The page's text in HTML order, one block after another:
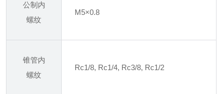
公制内
螺纹
M5×0.8
锥管内
螺纹
Rc1/8, Rc1/4, Rc3/8, Rc1/2